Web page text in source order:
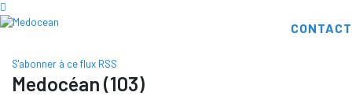
CONTACT
S'abonner à ce flux RSS
Medocéan (103)